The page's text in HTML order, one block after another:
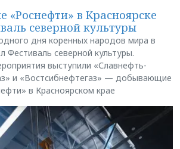
«Роснефти» в Красноярске
северной культуры
дня коренных народов мира в
Фестиваль северной культуры.
выступили «Славнефть-
и «Востсибнефтегаз» — добывающие
в Красноярском крае